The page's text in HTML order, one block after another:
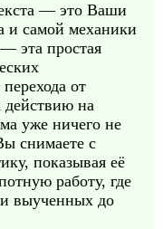
— это Ваши
и самой механики
эта простая
от
действию на
уже ничего не
снимаете с
показывая её
работу, где
выученных до